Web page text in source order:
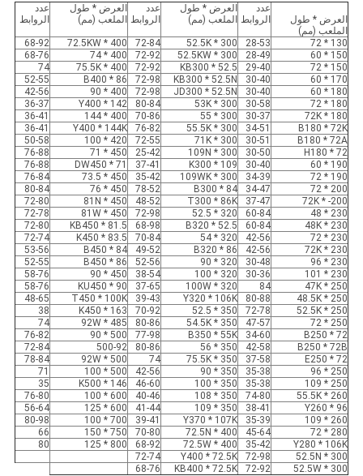
العرض * طول
الملعب (مم)
عدد
الروابط
العرض * طول
الملعب (مم)
عدد
الروابط
العرض * طول
الملعب (مم)
عدد
الروابط
130 * 72
28-53
300 * 52.5K
72-84
400 * 72.5KW
68-92
150 * 60
28-49
300 * 52.5KW
72-92
400 * 74
68-76
150 * 72
29-40
KB300 * 52.5
72-92
400 * 75.5K
74
170 * 60
30-40
KB300 * 52.5N
72-98
B400 * 86
52-55
180 * 60
30-40
JD300 * 52.5N
72-98
400 * 90
42-56
180 * 72
30-58
300 * 53K
80-84
Y400 * 142
36-37
180 * 72K
30-37
300 * 55
70-86
400 * 144
36-41
B180 * 72K
34-51
300 * 55.5K
76-82
Y400 * 144K
36-41
B180 * 72A
30-51
300 * 71K
72-55
420 * 100
50-58
H180 * 72
30-50
300 * 109N
25-42
450 * 71
76-88
190 * 60
30-40
K300 * 109
37-41
DW450 * 71
76-88
190 * 72
34-39
300 * 109WK
35-42
450 * 73.5
76-84
200 * 72
34-47
B300 * 84
78-52
450 * 76
80-84
200- * 72K
37-47
T300 * 86K
48-52
450 * 81N
72-80
230 * 48
60-84
320 * 52.5
72-98
450 * 81W
72-78
230 * 48K
60-84
B320 * 52.5
68-98
KB450 * 81.5
72-80
230 * 72
42-56
320 * 54
70-84
K450 * 83.5
72-74
230 * 72K
42-56
B320 * 86
49-52
B450 * 84
53-56
230 * 96
30-48
320 * 90
52-56
B450 * 86
52-55
230 * 101
30-36
320 * 100
38-54
450 * 90
58-76
250 * 47K
84
320 * 100W
37-65
KU450 * 90
58-76
250 * 48.5K
80-88
Y320 * 106K
39-43
T450 * 100K
48-65
250 * 52.5K
72-78
350 * 52.5
70-92
K450 * 163
38
250 * 72
47-57
350 * 54.5K
80-86
485 * 92W
74
B250 * 72
34-60
B350 * 55K
77-98
500 * 90
76-82
B250 * 72B
42-58
350 * 56
80-86
500-92
72-84
E250 * 72
37-58
350 * 75.5K
74
500 * 92W
78-84
250 * 96
35-38
350 * 90
42-56
500 * 100
71
250 * 109
35-38
350 * 100
46-60
K500 * 146
35
260 * 55.5K
74-80
350 * 108
40-46
600 * 100
76-80
Y260 * 96
38-41
350 * 109
41-44
600 * 125
56-64
260 * 109
35-39
Y370 * 107K
39-41
700 * 100
80-98
280 * 72
45-64
400 * 72.5N
70-80
750 * 150
66
Y280 * 106K
35-42
400 * 72.5W
68-92
800 * 125
80
300 * 52.5N
72-98
Y400 * 72.5K
72-74
300 * 52.5W
72-92
KB400 * 72.5K
68-76